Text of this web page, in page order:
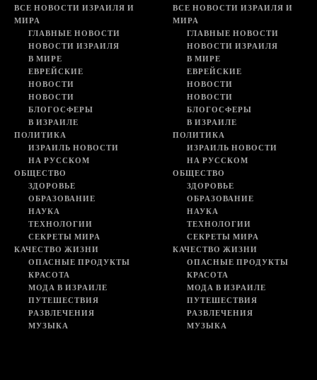
ВСЕ НОВОСТИ ИЗРАИЛЯ И
МИРА
ГЛАВНЫЕ НОВОСТИ
НОВОСТИ ИЗРАИЛЯ
В МИРЕ
ЕВРЕЙСКИЕ
НОВОСТИ
НОВОСТИ
БЛОГОСФЕРЫ
В ИЗРАИЛЕ
ПОЛИТИКА
ИЗРАИЛЬ НОВОСТИ
НА РУССКОМ
ОБЩЕСТВО
ЗДОРОВЬЕ
ОБРАЗОВАНИЕ
НАУКА
ТЕХНОЛОГИИ
СЕКРЕТЫ МИРА
КАЧЕСТВО ЖИЗНИ
ОПАСНЫЕ ПРОДУКТЫ
КРАСОТА
МОДА В ИЗРАИЛЕ
ПУТЕШЕСТВИЯ
РАЗВЛЕЧЕНИЯ
МУЗЫКА
ВСЕ НОВОСТИ ИЗРАИЛЯ И
МИРА
ГЛАВНЫЕ НОВОСТИ
НОВОСТИ ИЗРАИЛЯ
В МИРЕ
ЕВРЕЙСКИЕ
НОВОСТИ
НОВОСТИ
БЛОГОСФЕРЫ
В ИЗРАИЛЕ
ПОЛИТИКА
ИЗРАИЛЬ НОВОСТИ
НА РУССКОМ
ОБЩЕСТВО
ЗДОРОВЬЕ
ОБРАЗОВАНИЕ
НАУКА
ТЕХНОЛОГИИ
СЕКРЕТЫ МИРА
КАЧЕСТВО ЖИЗНИ
ОПАСНЫЕ ПРОДУКТЫ
КРАСОТА
МОДА В ИЗРАИЛЕ
ПУТЕШЕСТВИЯ
РАЗВЛЕЧЕНИЯ
МУЗЫКА